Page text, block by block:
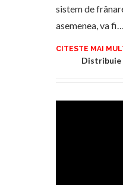
sistem de
asemenea, va fi…
CITESTE MAI
Distribuie